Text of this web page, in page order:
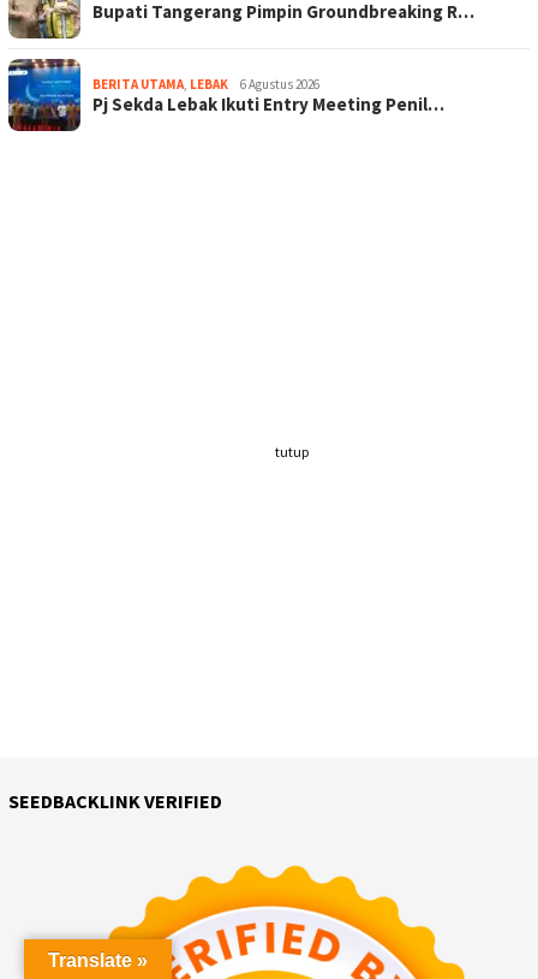
Bupati Tangerang Pimpin Groundbreaking R…
BERITA UTAMA LEBAK 6 Agustus 2026
Pj Sekda Lebak Ikuti Entry Meeting Penil…
SEEDBACKLINK VERIFIED
tutup
Translate »